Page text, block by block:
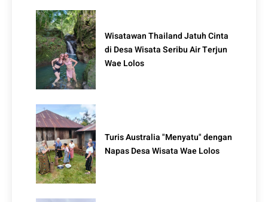
Wisatawan Thailand Jatuh Cinta
di Desa Wisata Seribu Air Terjun
Wae Lolos
Turis Australia "Menyatu" dengan
Napas Desa Wisata Wae Lolos